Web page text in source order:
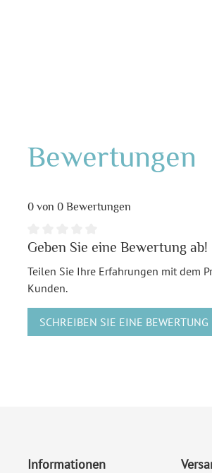
Bewertungen
0 von 0 Bewertungen
Geben Sie eine Bewertung ab!
Teilen Sie Ihre Erfahrungen mit dem
Kunden.
SCHREIBEN SIE EINE BEWERTUNG
Informationen